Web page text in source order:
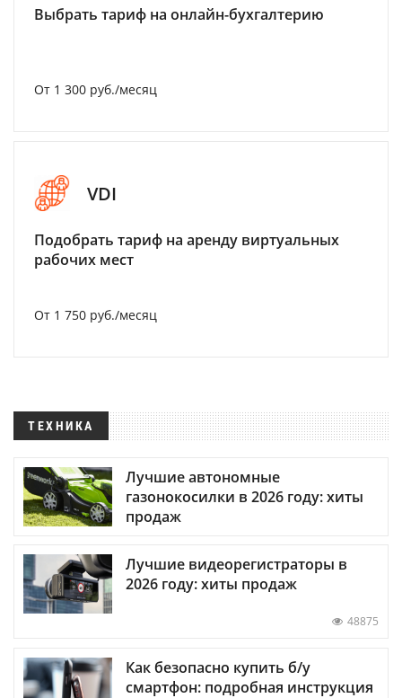
Выбрать тариф на онлайн-бухгалтерию
От 1 300 руб./месяц
VDI
Подобрать тариф на аренду виртуальных
рабочих мест
От 1 750 руб./месяц
ТЕХНИКА
Лучшие автономные
газонокосилки в 2026 году: хиты
продаж
Лучшие видеорегистраторы в
2026 году: хиты продаж
48875
Как безопасно купить б/у
смартфон: подробная инструкция